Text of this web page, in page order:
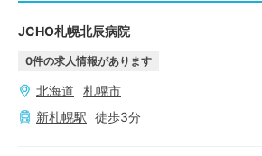
JCHO札幌北辰病院
0件の求人情報があります
北海道
札幌市
新札幌駅 徒歩3分